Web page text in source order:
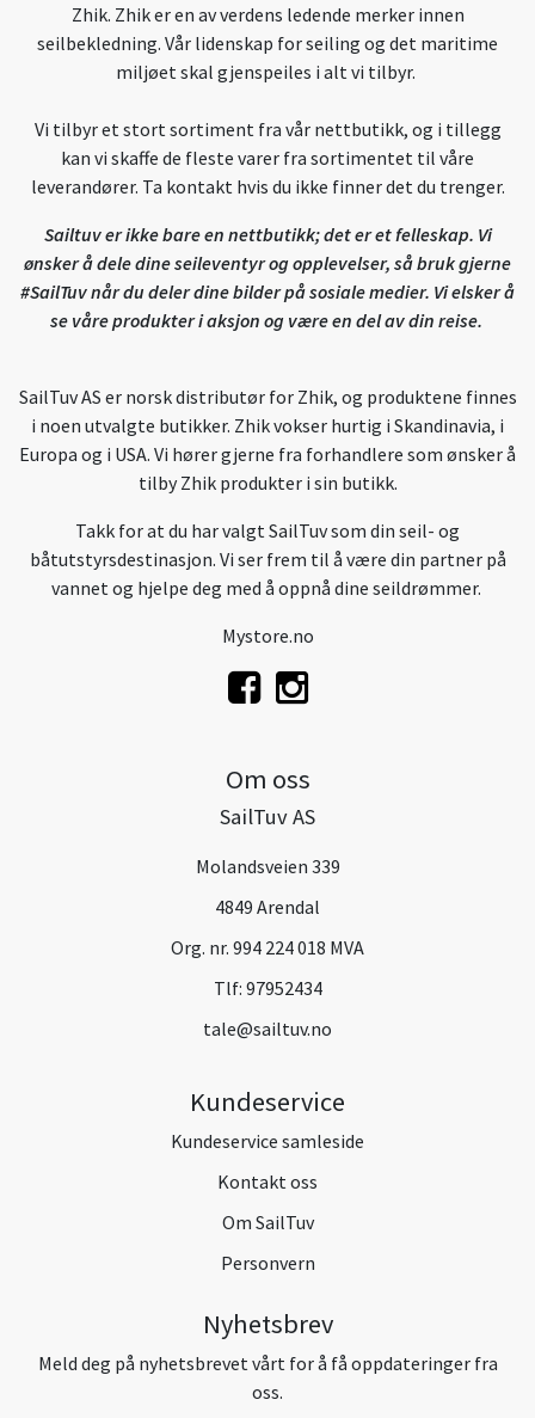
Zhik. Zhik er en av verdens ledende merker innen
seilbekledning. Vår lidenskap for seiling og det maritime
miljøet skal gjenspeiles i alt vi tilbyr.
Vi tilbyr et stort sortiment fra vår nettbutikk, og i tillegg
kan vi skaffe de fleste varer fra sortimentet til våre
leverandører. Ta kontakt hvis du ikke finner det du trenger.
Sailtuv er ikke bare en nettbutikk; det er et felleskap. Vi
ønsker å dele dine seileventyr og opplevelser, så bruk gjerne
#SailTuv når du deler dine bilder på sosiale medier. Vi elsker å
se våre produkter i aksjon og være en del av din reise.
SailTuv AS er norsk distributør for Zhik, og produktene finnes
i noen utvalgte butikker. Zhik vokser hurtig i Skandinavia, i
Europa og i USA. Vi hører gjerne fra forhandlere som ønsker å
tilby Zhik produkter i sin butikk.
Takk for at du har valgt SailTuv som din seil- og
båtutstyrsdestinasjon. Vi ser frem til å være din partner på
vannet og hjelpe deg med å oppnå dine seildrømmer.
Mystore.no
Om oss
SailTuv AS
Molandsveien 339
4849 Arendal
Org. nr. 994 224 018 MVA
Tlf: 97952434
tale@sailtuv.no
Kundeservice
Kundeservice samleside
Kontakt oss
Om SailTuv
Personvern
Nyhetsbrev
Meld deg på nyhetsbrevet vårt for å få oppdateringer fra
oss.